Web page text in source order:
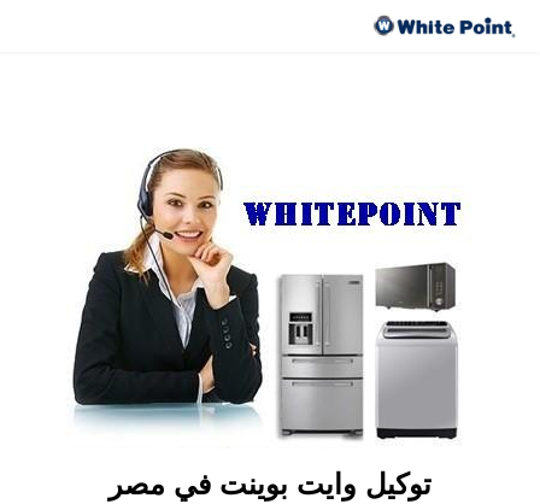
توكيل وايت بوينت في مصر